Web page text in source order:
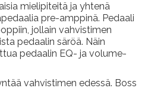
mielipiteitä ja yhtenä
pre-amppinä. Pedaali
jollain vahvistimen
pedaalin säröä. Näin
pedaalin EQ- ja volume-
vahvistimen edessä. Boss